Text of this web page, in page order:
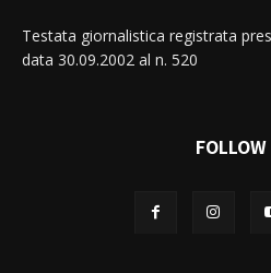
Testata giornalistica registrata
data 30.09.2002 al n. 520